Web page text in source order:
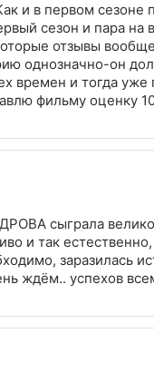
и в первом сезоне
сезон и пара на
отзывы
однозначно-он
времен и тогда уже
фильму оценку
сыграла
и так
заразилась
ждём.. успехов